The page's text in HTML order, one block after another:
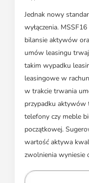
Jednak nowy
wyłączenia.
bilansie aktywów
umów leasingu
takim wypadku
leasingowe w
w trakcie trwania
przypadku aktywów
telefony czy meble
początkowej.
wartość aktywa
zwolnienia wyniesie